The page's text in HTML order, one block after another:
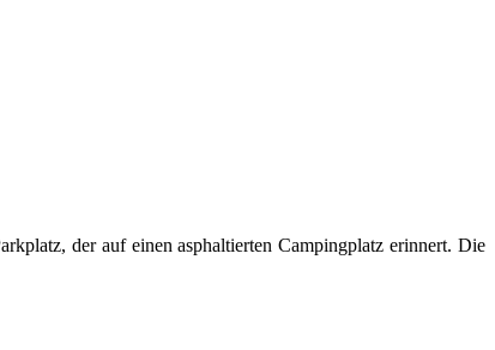
der auf einen asphaltierten Campingplatz erinnert. Die